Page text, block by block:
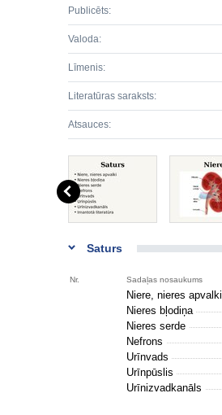
Publicēts:
Valoda:
Līmenis:
Literatūras saraksts:
Atsauces:
Saturs
Nr. Sadaļas nosaukums
Niere, nieres apvalki
Nieres bļodiņa
Nieres serde
Nefrons
Urīnvads
Urīnpūslis
Urīnizvadkanāls